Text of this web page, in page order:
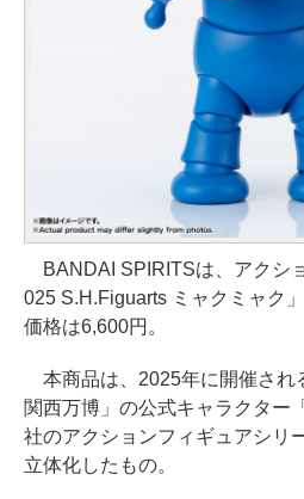
BANDAI SPIRITSは、アクシ
025 S.H.Figuarts ミャクミャク
価格は6,600円。
本商品は、2025年に開催され
関西万博」の公式キャラクター
社のアクションフィギュアシリ
立体化したもの。